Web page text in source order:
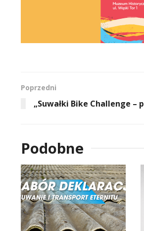
Poprzedni
„Suwałki Bike Challenge –
Podobne